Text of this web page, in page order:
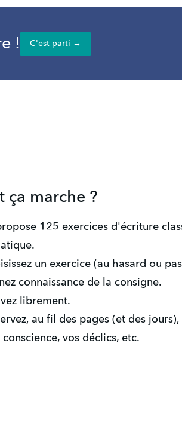
! C'est parti →
ça marche ?
125 exercices d'écriture
un exercice (au hasard ou
connaissance de la consigne.
librement.
au fil des pages (et des jours),
vos déclics, etc.